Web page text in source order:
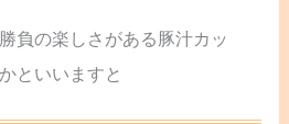
負の楽しさがある豚汁カッ
といいますと